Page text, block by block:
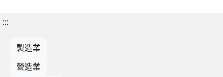
:::
製造業
營造業